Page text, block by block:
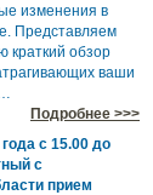
изменения в
Представляем
краткий обзор
ваши
Подробнее >>>
с 15.00 до
с
прием